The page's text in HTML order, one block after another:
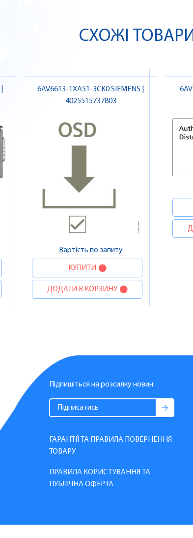
СХОЖІ
6AV6613-1XA51-3CK0 SIEMENS |
4025515737803
Вартість по запиту
КУПИТИ
ДОДАТИ В КОРЗИНУ
Підпишіться на розсилку новин:
ГАРАНТІЇ ТА ПРАВИЛА ПОВЕРНЕННЯ
ТОВАРУ
ПРАВИЛА КОРИСТУВАННЯ ТА
ПУБЛІЧНА ОФЕРТА